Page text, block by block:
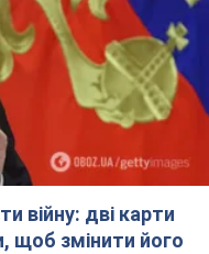
війну: дві карти
щоб змінити його